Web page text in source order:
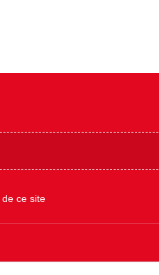
de ce site